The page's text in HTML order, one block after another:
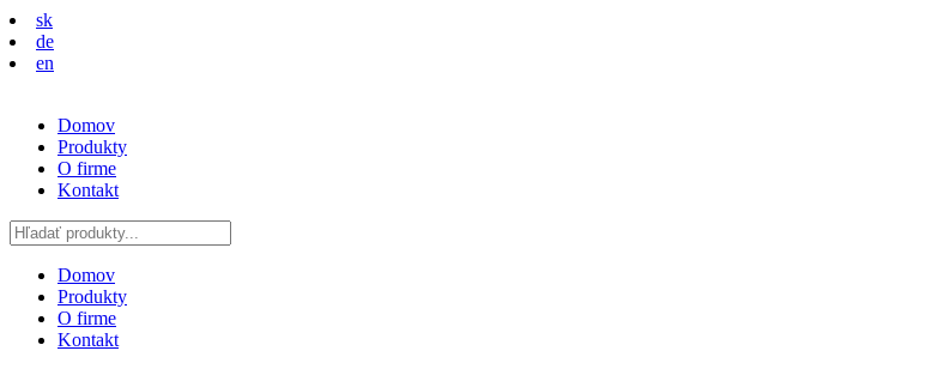
sk
de
en
Domov
Produkty
O firme
Kontakt
Domov
Produkty
O firme
Kontakt